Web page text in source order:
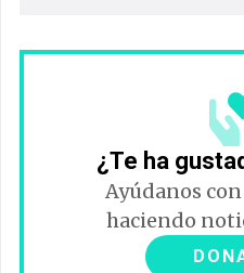
¿Te ha
Ayúdanos
haciendo